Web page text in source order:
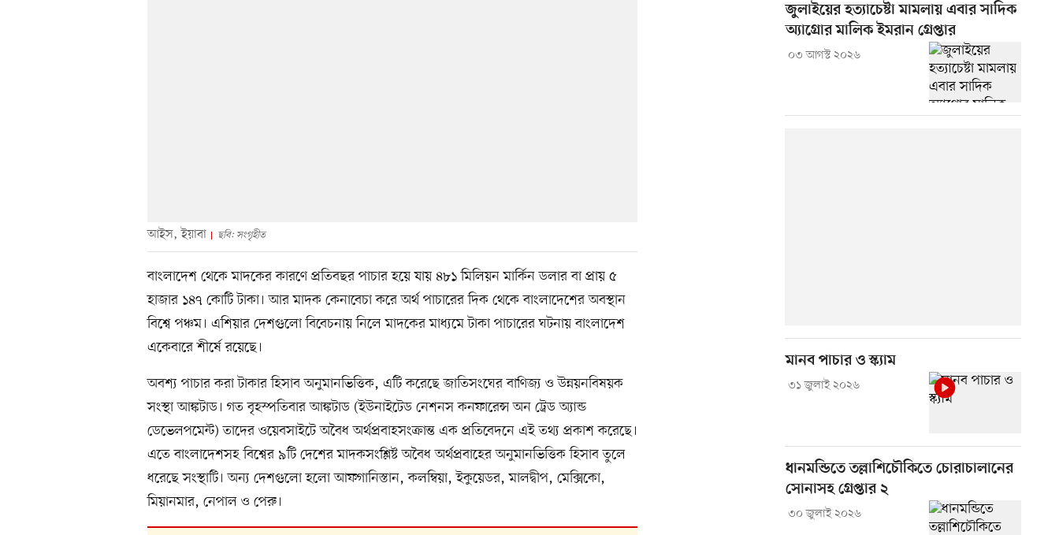
আইস, ইয়াবা ছবি: সংগৃহীত
বাংলাদেশ থেকে মাদকের কারণে প্রতিবছর পাচার হয়ে যায় ৪৮১ মিলিয়ন মার্কিন ডলার বা প্রায় ৫
হাজার ১৪৭ কোটি টাকা। আর মাদক কেনাবেচা করে অর্থ পাচারের দিক থেকে বাংলাদেশের অবস্থান
বিশ্বে পঞ্চম। এশিয়ার দেশগুলো বিবেচনায় নিলে মাদকের মাধ্যমে টাকা পাচারের ঘটনায় বাংলাদেশ
একেবারে শীর্ষে রয়েছে।
অবশ্য পাচার করা টাকার হিসাব অনুমানভিত্তিক, এটি করেছে জাতিসংঘের বাণিজ্য ও উন্নয়নবিষয়ক
সংস্থা আঙ্কটাড। গত বৃহস্পতিবার আঙ্কটাড (ইউনাইটেড নেশনস কনফারেন্স অন ট্রেড অ্যান্ড
ডেভেলপমেন্ট) তাদের ওয়েবসাইটে অবৈধ অর্থপ্রবাহসংক্রান্ত এক প্রতিবেদনে এই তথ্য প্রকাশ করেছে।
এতে বাংলাদেশসহ বিশ্বের ৯টি দেশের মাদকসংশ্লিষ্ট অবৈধ অর্থপ্রবাহের অনুমানভিত্তিক হিসাব তুলে
ধরেছে সংস্থাটি। অন্য দেশগুলো হলো আফগানিস্তান, কলম্বিয়া, ইকুয়েডর, মালদ্বীপ, মেক্সিকো,
মিয়ানমার, নেপাল ও পেরু।
জুলাইয়ের হত্যাচেষ্টা মামলায় এবার সাদিক
অ্যাগ্রোর মালিক ইমরান গ্রেপ্তার
০৩ আগস্ট ২০২৬
মানব পাচার ও স্ক্যাম
৩১ জুলাই ২০২৬
ধানমন্ডিতে তল্লাশিচৌকিতে চোরাচালানের
সোনাসহ গ্রেপ্তার ২
৩০ জুলাই ২০২৬